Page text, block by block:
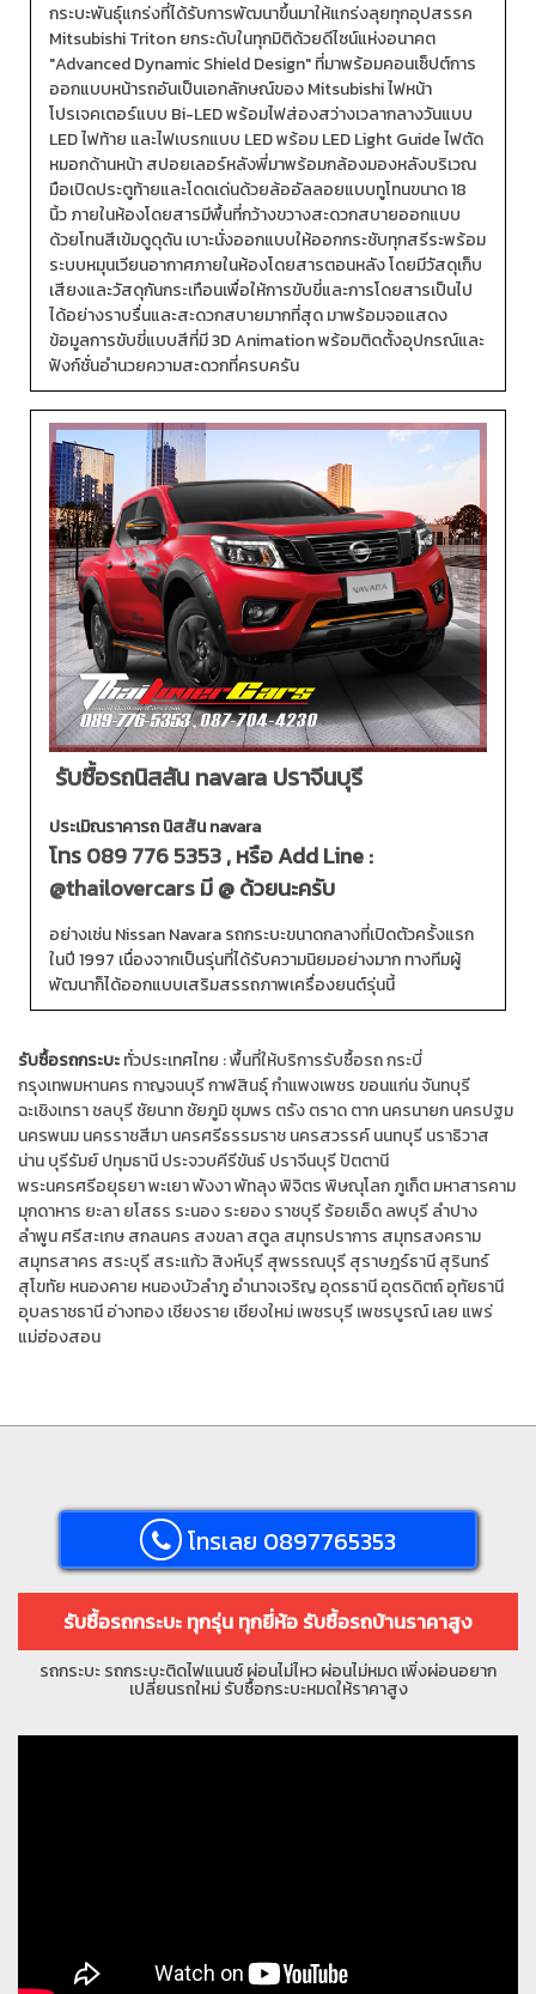
กระบะพันธุ์แกร่งที่ได้รับการพัฒนาขึ้นมาให้แกร่งลุยทุกอุปสรรค
Mitsubishi Triton ยกระดับในทุกมิติด้วยดีไซน์แห่งอนาคต
"Advanced Dynamic Shield Design" ที่มาพร้อมคอนเซ็ปต์การ
ออกแบบหน้ารถอันเป็นเอกลักษณ์ของ Mitsubishi ไฟหน้า
โปรเจคเตอร์แบบ Bi-LED พร้อมไฟส่องสว่างเวลากลางวันแบบ
LED ไฟท้าย และไฟเบรกแบบ LED พร้อม LED Light Guide ไฟตัด
หมอกด้านหน้า สปอยเลอร์หลังพี่มาพร้อมกล้องมองหลังบริเวณ
มือเปิดประตูท้ายและโดดเด่นด้วยล้ออัลลอยแบบทูโทนขนาด 18
นิ้ว ภายในห้องโดยสารมีพื้นที่กว้างขวางสะดวกสบายออกแบบ
ด้วยโทนสีเข้มดูดุดัน เบาะนั่งออกแบบให้ออกกระชับทุกสรีระพร้อม
ระบบหมุนเวียนอากาศภายในห้องโดยสารตอนหลัง โดยมีวัสดุเก็บ
เสียงและวัสดุกันกระเทือนเพื่อให้การขับขี่และการโดยสารเป็นไป
ได้อย่างราบรื่นและสะดวกสบายมากที่สุด มาพร้อมจอแสดง
ข้อมูลการขับขี่แบบสีที่มี 3D Animation พร้อมติดตั้งอุปกรณ์และ
ฟังก์ชั่นอำนวยความสะดวกที่ครบครัน
รับซื้อรถนิสสัน navara ปราจีนบุรี
ประเมิณราคารถ นิสสัน navara
โทร089 776 5353, หรือ Add Line :
@thailovercarsมี @ ด้วยนะครับ
อย่างเช่น Nissan Navara รถกระบะขนาดกลางที่เปิดตัวครั้งแรก
ในปี 1997 เนื่องจากเป็นรุ่นที่ได้รับความนิยมอย่างมาก ทางทีมผู้
พัฒนาก็ได้ออกแบบเสริมสรรถภาพเครื่องยนต์รุ่นนี้
รับซื้อรถกระบะทั่วประเทศไทย :พื้นที่ให้บริการรับซื้อรถกระบี่
กรุงเทพมหานครกาญจนบุรีกาฬสินธุ์กำแพงเพชร ขอนแก่นจันทบุรี
ฉะเชิงเทราชลบุรีชัยนาทชัยภูมิชุมพร ตรังตราดตากนครนายกนครปฐม
นครพนมนครราชสีมานครศรีธรรมราชนครสวรรค์นนทบุรีนราธิวาส
น่านบุรีรัมย์ปทุมธานีประจวบคีรีขันธ์ปราจีนบุรีปัตตานี
พระนครศรีอยุธยาพะเยาพังงาพัทลุงพิจิตรพิษณุโลกภูเก็ตมหาสารคาม
มุกดาหาร ยะลายโสธร ระนองระยองราชบุรีร้อยเอ็ดลพบุรีลำปาง
ลำพูนศรีสะเกษสกลนคร สงขลาสตูล สมุทรปราการ สมุทรสงคราม
สมุทรสาคร สระบุรีสระแก้วสิงห์บุรีสุพรรณบุรีสุราษฎร์ธานีสุรินทร์
สุโขทัย หนองคาย หนองบัวลำภูอำนาจเจริญอุดรธานีอุตรดิตถ์อุทัยธานี
อุบลราชธานีอ่างทองเชียงราย เชียงใหม่เพชรบุรีเพชรบูรณ์เลย แพร่
แม่ฮ่องสอน
โทรเลย 0897765353
รับซื้อรถกระบะ ทุกรุ่น ทุกยี่ห้อ รับซื้อรถบ้านราคาสูง
รถกระบะ รถกระบะติดไฟแนนซ์ ผ่อนไม่ไหว ผ่อนไม่หมด เพิ่งผ่อนอยาก
เปลี่ยนรถใหม่ รับซื้อกระบะหมดให้ราคาสูง